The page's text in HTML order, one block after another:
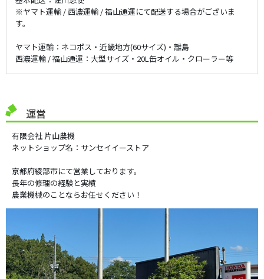
※ヤマト運輸 / 西濃運輸 / 福山通運にて配送する場合がございま
す。
ヤマト運輸：ネコポス・近畿地方(60サイズ)・離島
西濃運輸 / 福山通運：大型サイズ・20L缶オイル・クローラー等
運営
有限会社 片山農機
ネットショップ名：サンセイイーストア
京都府綾部市にて営業しております。
長年の修理の経験と実績
農業機械のことならお任せください！